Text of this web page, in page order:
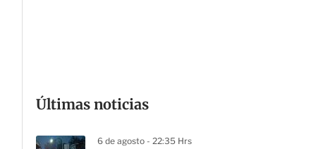
Últimas noticias
6 de agosto - 22:35 Hrs